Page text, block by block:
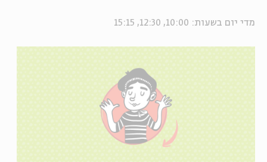
מדי יום בשעות: 10:00, 12:30, 15:15